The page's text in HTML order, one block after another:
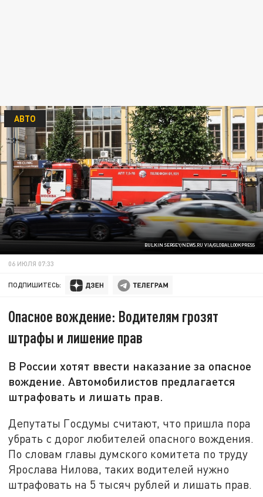
BULKIN SERGEY/NEWS.RU VIA/GLOBALLOOKPRESS
АВТО
06 ИЮЛЯ 07:33
ПОДПИШИТЕСЬ:
Опасное вождение: Водителям грозят
штрафы и лишение прав
В России хотят ввести наказание за опасное
вождение. Автомобилистов предлагается
штрафовать и лишать прав.
Депутаты Госдумы считают, что пришла пора
убрать с дорог любителей опасного вождения.
По словам главы думского комитета по труду
Ярослава Нилова, таких водителей нужно
штрафовать на 5 тысяч рублей и лишать прав.